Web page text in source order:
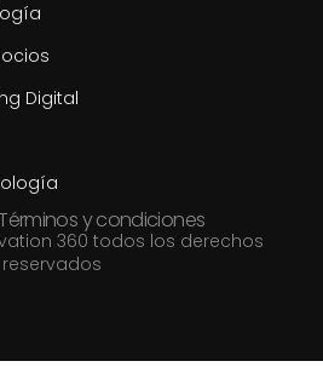
Digital
360 todos los derechos
reservados
y condiciones